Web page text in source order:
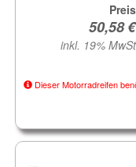
Preis
inkl. 19% MwSt
Dieser Motorradreifen